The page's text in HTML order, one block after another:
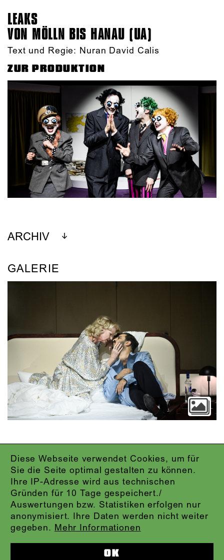
Diese Webseite verwendet Cookies, um für
Sie die Seite optimal gestalten zu können.
Ihre IP-Adresse wird aus technischen
Gründen für 10 Tage gespeichert./
Auswertungen bzw. Statistiken erfolgen nur
anonymisiert. Ihre Daten werden nicht weiter
gegeben. Mehr Informationen
OK
LEAKS
VON MÖLLN BIS HANAU (UA)
Text und Regie: Nuran David Calis
ZUR PRODUKTION
ARCHIV
GALERIE
IMPRESSUM
DATENSCHUTZ
AGB
KONTAKT
ABO-LOGIN
PRESSE